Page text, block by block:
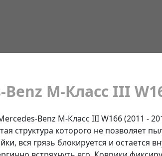
M-Класс III
Benz M-Класс III W166 (2011 -
структура которого не позволяет
вся грязь блокируется и остается